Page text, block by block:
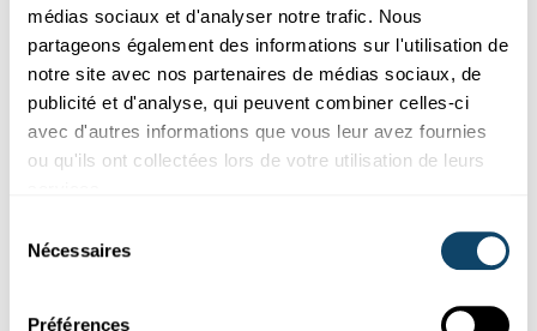
médias sociaux et d'analyser notre trafic. Nous
partageons également des informations sur l'utilisation de
notre site avec nos partenaires de médias sociaux, de
publicité et d'analyse, qui peuvent combiner celles-ci
avec d'autres informations que vous leur avez fournies
ou qu'ils ont collectées lors de votre utilisation de leurs
Nécessaires
Préférences
forcément mettre sur le même plan les
personnes vaccinées et les personnes
immunisées ?
C’est correct. Si l'objectif est d’avoir un taux
d’immunisation de 70 % au sein de la population, il